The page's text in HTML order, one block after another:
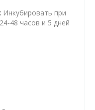
Инкубировать при
48 часов и 5 дней